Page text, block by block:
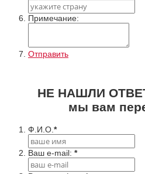
Примечание:
Отправить
НЕ НАШЛИ
мы вам
Ф.И.О. *
Ваш e-mail: *